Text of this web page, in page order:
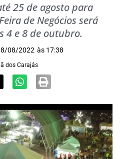
25 de agosto para
de Negócios será
4 e 8 de outubro.
08/2022 às 17:38
dos Carajás